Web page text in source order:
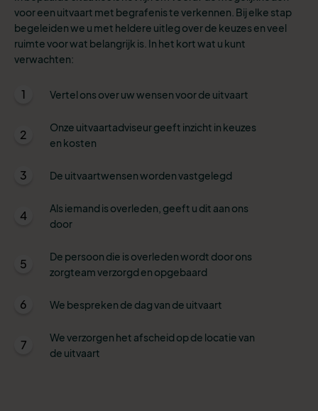
voor een uitvaart met begrafenis te verkennen. Bij elke stap
begeleiden we u met heldere uitleg over de keuzes en veel
ruimte voor wat belangrijk is. In het kort wat u kunt
verwachten:
1 Vertel ons over uw wensen voor de uitvaart
2
Onze uitvaartadviseur geeft inzicht in keuzes
en kosten
3 De uitvaartwensen worden vastgelegd
4
Als iemand is overleden, geeft u dit aan ons
door
5
De persoon die is overleden wordt door ons
zorgteam verzorgd en opgebaard
6 We bespreken de dag van de uitvaart
7
We verzorgen het afscheid op de locatie van
de uitvaart